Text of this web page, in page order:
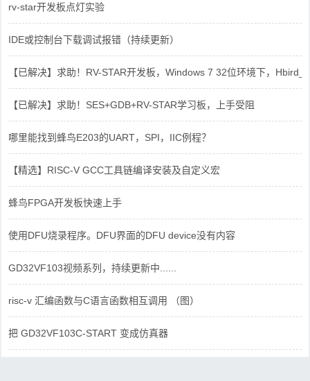
rv-star开发板点灯实验
IDE或控制台下载调试报错（持续更新）
【已解决】求助！RV-STAR开发板，Windows 7 32位环境下，
【已解决】求助！SES+GDB+RV-STAR学习板，上手受阻
哪里能找到蜂鸟E203的UART，SPI，IIC例程？
【精选】RISC-V GCC工具链编译安装及自定义宏
蜂鸟FPGA开发板快速上手
使用DFU烧录程序。DFU界面的DFU device没有内容
GD32VF103视频系列，持续更新中......
risc-v 汇编函数与C语言函数相互调用 （图）
把 GD32VF103C-START 变成仿真器